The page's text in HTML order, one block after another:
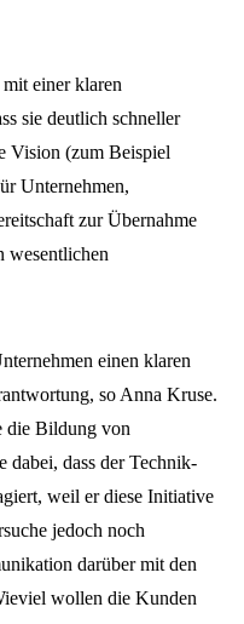
einer klaren
sie deutlich schneller
Vision (zum Beispiel
Unternehmen,
zur Übernahme
wesentlichen
einen klaren
so Anna Kruse.
die Bildung von
dabei, dass der Technik-
weil er diese Initiative
jedoch noch
darüber mit den
wollen die Kunden